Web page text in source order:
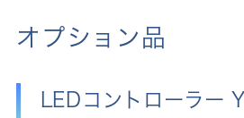
オプション品
LEDコントローラー